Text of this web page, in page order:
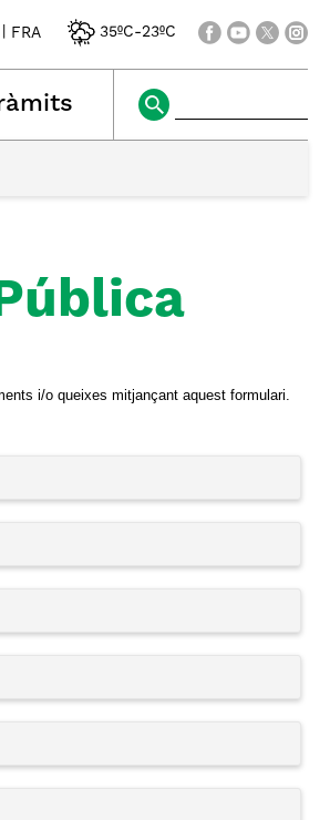
FRA 35ºC-23ºC
i/o queixes mitjançant aquest formulari.